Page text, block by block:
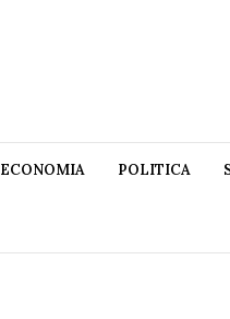
ECONOMIA POLITICA